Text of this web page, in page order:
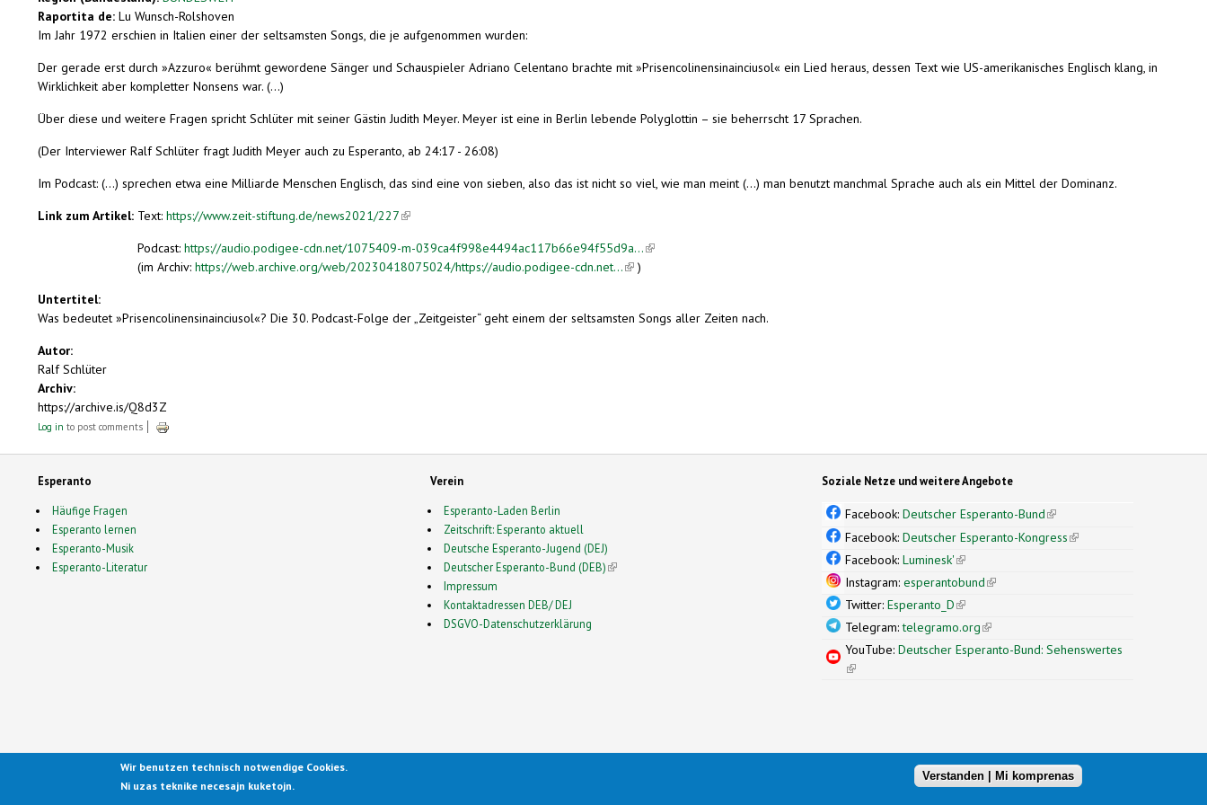
Raportita de: Lu Wunsch-Rolshoven
Im Jahr 1972 erschien in Italien einer der seltsamsten Songs, die je aufgenommen wurden:
Der gerade erst durch »Azzuro« berühmt gewordene Sänger und Schauspieler Adriano Celentano brachte mit »Prisencolinensinainciusol« ein Lied heraus, dessen Text wie US-amerikanisches Englisch klang, in
Wirklichkeit aber kompletter Nonsens war. (...)
Über diese und weitere Fragen spricht Schlüter mit seiner Gästin Judith Meyer. Meyer ist eine in Berlin lebende Polyglottin – sie beherrscht 17 Sprachen.
(Der Interviewer Ralf Schlüter fragt Judith Meyer auch zu Esperanto, ab 24:17 - 26:08)
Im Podcast: (...) sprechen etwa eine Milliarde Menschen Englisch, das sind eine von sieben, also das ist nicht so viel, wie man meint (...) man benutzt manchmal Sprache auch als ein Mittel der Dominanz.
Link zum Artikel: Text: https://www.zeit-stiftung.de/news2021/227(link is external)
Podcast: https://audio.podigee-cdn.net/1075409-m-039ca4f998e4494ac117b66e94f55d9a...(link is external)
(im Archiv: https://web.archive.org/web/20230418075024/https://audio.podigee-cdn.net...(link is external)
)
Untertitel:
Was bedeutet »Prisencolinensinainciusol«? Die 30. Podcast-Folge der „Zeitgeister“ geht einem der seltsamsten Songs aller Zeiten nach.
Autor:
Ralf Schlüter
Archiv:
https://archive.is/Q8d3Z
Log in to post comments
Esperanto
Häufige Fragen
Esperanto lernen
Esperanto-Musik
Esperanto-Literatur
Verein
Esperanto-Laden Berlin
Zeitschrift: Esperanto aktuell
Deutsche Esperanto-Jugend (DEJ)
Deutscher Esperanto-Bund (DEB)(link is external)
Impressum
Kontaktadressen DEB/ DEJ
DSGVO-Datenschutzerklärung
Soziale Netze und weitere Angebote
Facebook:Deutscher Esperanto-Bund(link is external)
Facebook:Deutscher Esperanto-Kongress(link is external)
Facebook:Luminesk'(link is external)
Instagram:esperantobund(link is external)
Twitter:Esperanto_D(link is external)
Telegram:telegramo.org(link is external)
YouTube:Deutscher Esperanto-Bund: Sehenswertes
(link is external)
Simple Themes(link is external)
.
Wir benutzen technisch notwendige Cookies.
Ni uzas teknike necesajn kuketojn.
Verstanden | Mi komprenas